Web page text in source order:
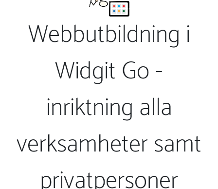
Webbutbildning i
Widgit Go -
inriktning alla
verksamheter samt